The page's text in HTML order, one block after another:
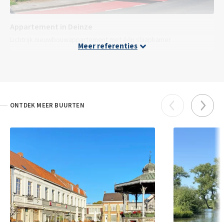
Appartement in Gent
Meer referenties
ONTDEK MEER BUURTEN